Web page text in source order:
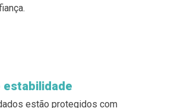
estabilidade
estão protegidos com